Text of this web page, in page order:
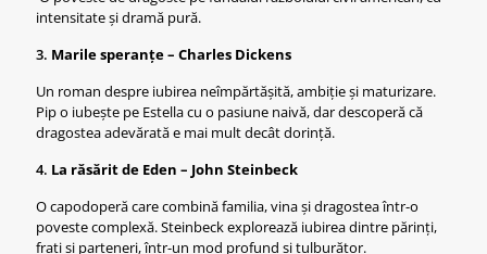
intensitate și dramă pură.
3. Marile speranțe – Charles Dickens
Un roman despre iubirea neîmpărtășită, ambiție și maturizare.
Pip o iubește pe Estella cu o pasiune naivă, dar descoperă că
dragostea adevărată e mai mult decât dorință.
4. La răsărit de Eden – John Steinbeck
O capodoperă care combină familia, vina și dragostea într-o
poveste complexă. Steinbeck explorează iubirea dintre părinți,
frați și parteneri, într-un mod profund și tulburător.